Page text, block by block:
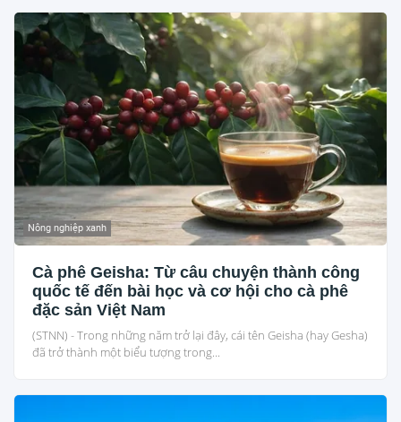
Nông nghiệp xanh
Cà phê Geisha: Từ câu chuyện thành công
quốc tế đến bài học và cơ hội cho cà phê
đặc sản Việt Nam
(STNN) - Trong những năm trở lại đây, cái tên Geisha (hay Gesha)
đã trở thành một biểu tượng trong...